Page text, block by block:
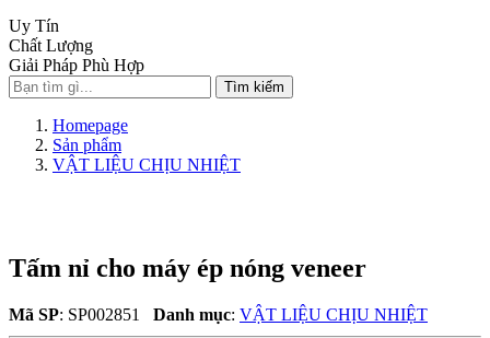
Uy Tín
Chất Lượng
Giải Pháp Phù Hợp
Tìm kiếm
Homepage
Sản phẩm
VẬT LIỆU CHỊU NHIỆT
Tấm nỉ cho máy ép nóng veneer
Mã SP: SP002851 Danh mục: VẬT LIỆU CHỊU NHIỆT